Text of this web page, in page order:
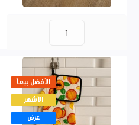
الأفضل بيعاً
الأشهر
عرض